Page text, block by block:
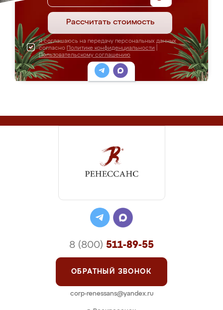
Рассчитать стоимость
Я соглашаюсь на передачу персональных данных
согласно Политике конфиденциальности
Пользовательскому соглашению
8 (800) 511-89-55
ОБРАТНЫЙ ЗВОНОК
corp-renessans@yandex.ru